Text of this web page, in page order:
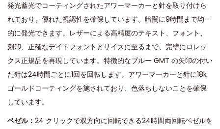
発光蓄光でコーティングされたアワーマーカーと針を取り付けら
れており、優れた視認性を確保しています。暗闇に9時間まで均一
的に発光できます。レザーによる高精度のテキスト、フォント、
刻印、正確なデイトフォントとサイズに至るまで、完璧にロレッ
クス正規品を再現しています。特徴的なブルー GMT の矢印の付い
た針は24時間ごとに1回を回転します。アワーマーカーと針に18k
ゴールドコーティングを施されており、色落ちしないことを確保
しています。
ベゼル： 24 クリックで双方向に回転できる24時間両回転ベゼルを